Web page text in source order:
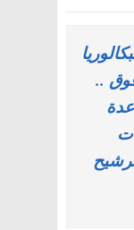
فوق ..
عدة